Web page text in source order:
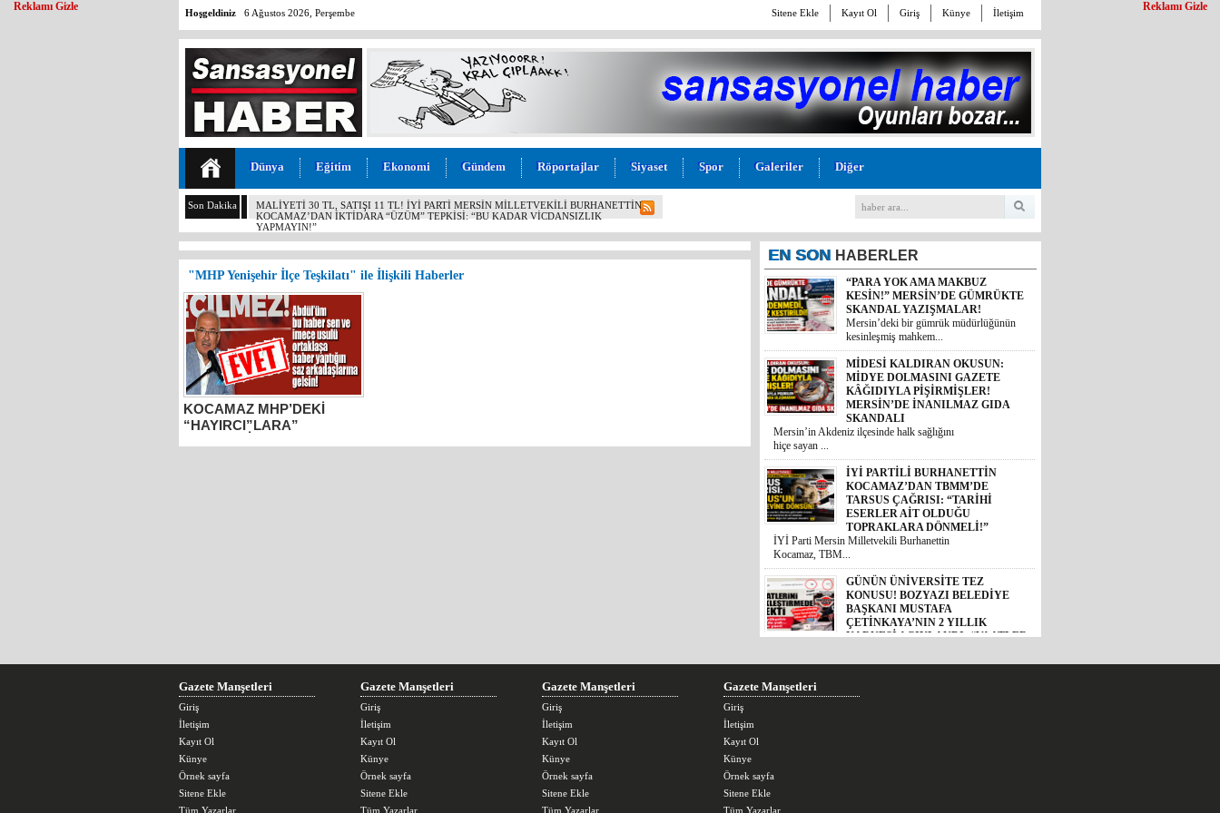
Hoşgeldiniz 6 Ağustos 2026, Perşembe Sitene Ekle Kayıt Ol Giriş Künye İletişim
Dünya Eğitim Ekonomi Gündem Röportajlar Siyaset Spor Galeriler Diğer
Son Dakika
MALİYETİ 30 TL, SATIŞI 11 TL! İYİ PARTİ MERSİN MİLLETVEKİLİ BURHANETTİN
KOCAMAZ’DAN İKTİDARA “ÜZÜM” TEPKİSİ: “BU KADAR VİCDANSIZLIK
YAPMAYIN!”
"MHP Yenişehir İlçe Teşkilatı" ile İlişkili Haberler
KOCAMAZ MHP’DEKİ
“HAYIRCI”LARA”
EN SON HABERLER
“PARA YOK AMA MAKBUZ
KESİN!” MERSİN’DE GÜMRÜKTE
SKANDAL YAZIŞMALAR!
Mersin’deki bir gümrük müdürlüğünün
kesinleşmiş mahkem...
MİDESİ KALDIRAN OKUSUN:
MİDYE DOLMASINI GAZETE
KÂĞIDIYLA PİŞİRMİŞLER!
MERSİN’DE İNANILMAZ GIDA
SKANDALI
Mersin’in Akdeniz ilçesinde halk sağlığını
hiçe sayan ...
İYİ PARTİLİ BURHANETTİN
KOCAMAZ’DAN TBMM’DE
TARSUS ÇAĞRISI: “TARİHİ
ESERLER AİT OLDUĞU
TOPRAKLARA DÖNMELİ!”
İYİ Parti Mersin Milletvekili Burhanettin
Kocamaz, TBM...
GÜNÜN ÜNİVERSİTE TEZ
KONUSU! BOZYAZI BELEDİYE
BAŞKANI MUSTAFA
ÇETİNKAYA’NIN 2 YILLIK
KARNESİ AÇIKLANDI: “VAATLER
31 Mart 2024 yerel seçimlerinde MHP’den
Gazete Manşetleri
Giriş
İletişim
Kayıt Ol
Künye
Örnek sayfa
Sitene Ekle
Tüm Yazarlar
Gazete Manşetleri
Giriş
İletişim
Kayıt Ol
Künye
Örnek sayfa
Sitene Ekle
Tüm Yazarlar
Gazete Manşetleri
Giriş
İletişim
Kayıt Ol
Künye
Örnek sayfa
Sitene Ekle
Tüm Yazarlar
Gazete Manşetleri
Giriş
İletişim
Kayıt Ol
Künye
Örnek sayfa
Sitene Ekle
Tüm Yazarlar
Reklamı Gizle
Reklamı Gizle